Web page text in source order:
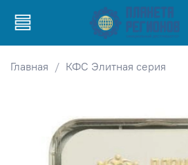
Главная КФС Элитная серия